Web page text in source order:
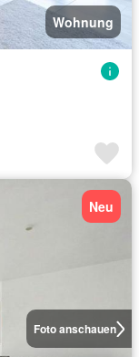
Wohnung
Foto anschauen
Neu